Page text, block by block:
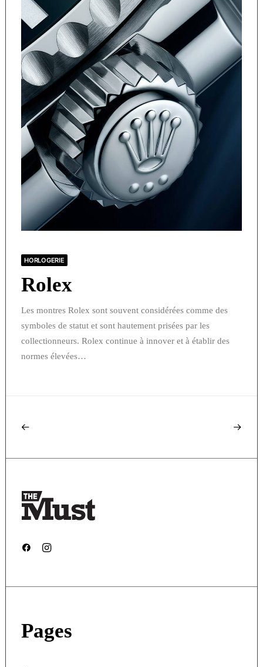
HORLOGERIE
Rolex
Les montres Rolex sont souvent considérées comme des
symboles de statut et sont hautement prisées par les
collectionneurs. Rolex continue à innover et à établir des
normes élevées…
Pages